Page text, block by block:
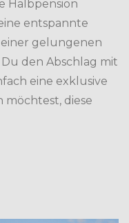
Halbpension
entspannte
gelungenen
den Abschlag mit
eine exklusive
diese